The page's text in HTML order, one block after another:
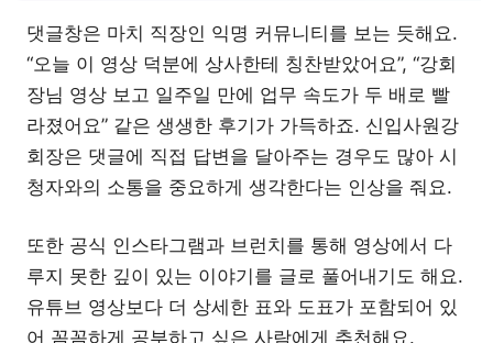
댓글창은 마치 직장인 익명 커뮤니티를 보는 듯해요.
“오늘 이 영상 덕분에 상사한테 칭찬받았어요”, “강회
장님 영상 보고 일주일 만에 업무 속도가 두 배로 빨
라졌어요” 같은 생생한 후기가 가득하죠. 신입사원강
회장은 댓글에 직접 답변을 달아주는 경우도 많아 시
청자와의 소통을 중요하게 생각한다는 인상을 줘요.
또한 공식 인스타그램과 브런치를 통해 영상에서 다
루지 못한 깊이 있는 이야기를 글로 풀어내기도 해요.
유튜브 영상보다 더 상세한 표와 도표가 포함되어 있
어 꼼꼼하게 공부하고 싶은 사람에게 추천해요.